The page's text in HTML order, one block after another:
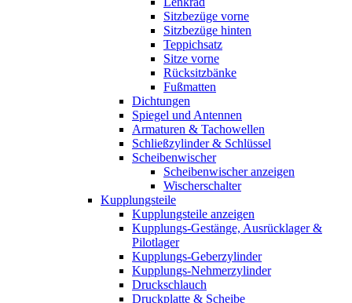
Sitzbezüge vorne
Sitzbezüge hinten
Teppichsatz
Sitze vorne
Rücksitzbänke
Fußmatten
Dichtungen
Spiegel und Antennen
Armaturen & Tachowellen
Schließzylinder & Schlüssel
Scheibenwischer
Scheibenwischer anzeigen
Wischerschalter
Kupplungsteile
Kupplungsteile anzeigen
Kupplungs-Gestänge, Ausrücklager &
Pilotlager
Kupplungs-Geberzylinder
Kupplungs-Nehmerzylinder
Druckschlauch
Druckplatte & Scheibe